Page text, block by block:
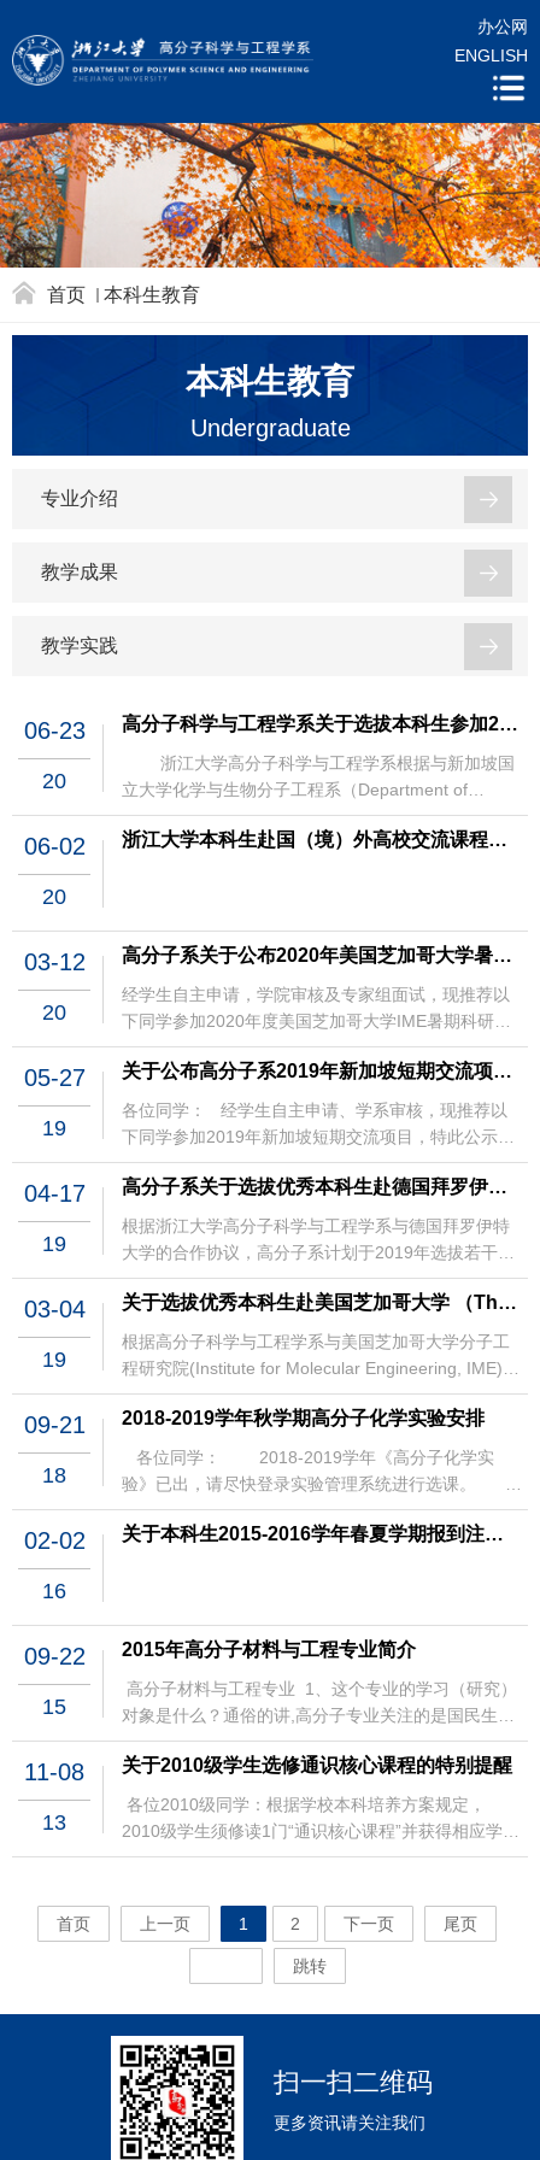
办公网
ENGLISH
首页 本科生教育
本科生教育
Undergraduate
专业介绍
教学成果
教学实践
06-23
20
高分子科学与工程学系关于选拔本科生参加2019-2020学年春夏学期新加坡国立大学课程项目的通知
浙江大学高分子科学与工程学系根据与新加坡国
立大学化学与生物分子工程系（Department of
Chemical and Biomolecular Engineering, National
University of Singapore）签订的协议，计划在高分子
条件和要求1．高分子系在读本科生，学习勤奋，成绩
善于与人沟通；3. 英语水平优异，熟练掌握听、说、
读、写四项技能。 三、项目类型及具体安排因疫情原
师资请见附件。 四、申请及选拔6月28日前：高分子
系学生通过教学管理信息服务平台申请（选择“对外交
流（新）模块”），交流项目代码为XXXXXX。项目满
20人开班。 五、项目费用每位学生的费用不超过5000
元人民币，学系按照学校规定预计有5000元的金额用
于资助每位参加该项目的学生，费用未超额者实报实
销。参加在线交流项目并获该经费资助的学生，后续
仍可按照规定参加本科生出国（境）交流并得到该经
费资助。六、其它项目完成后学生参照相关规定进行
课。无故请假或迟到/早退超过3次者将不给予四课堂
学分认定。 联系人：刘老师 电话：0571-
87951308 邮箱：ciciliu33@zju.edu.cn 新加坡国立
大学暑期课程项目简介.pdf 浙江大学高分子科学与工
程学
2020年6月23日
06-02
20
浙江大学本科生赴国（境）外高校交流课程替换及学分认定办法（浙大本发〔2020〕11号）
03-12
20
高分子系关于公布2020年美国芝加哥大学暑期科研项目入选学生名单的通知
经学生自主申请，学院审核及专家组面试，现推荐以
下同学参加2020年度美国芝加哥大学IME暑期科研项
目：姓名夏俊杰温付祥赵昕晨戴暄耕丁观宇公示期自
2020年3月12日至2020年3月19日止。联系人：刘程
翔；邮箱：ciciliu33@zju.edu.cn 高分子
系外事、人事科 2020年3月12日
05-27
19
关于公布高分子系2019年新加坡短期交流项目推荐名单的通知
各位同学： 经学生自主申请、学系审核，现推荐以
下同学参加2019年新加坡短期交流项目，特此公示。
推荐名单请见下述表格： 序号
04-17
19
高分子系关于选拔优秀本科生赴德国拜罗伊特大学参加2019年暑期课程项目的通知
根据浙江大学高分子科学与工程学系与德国拜罗伊特
大学的合作协议，高分子系计划于2019年选拔若干名
本科生前往对方院校参与暑期课程项目。现将2019年
该项目有关申请事宜通知如下： 1.项目时间
2019年7月7日-2019年7月20日左右。 考虑到夏学期
考试周时间，经与拜方协调，高分子系学生参加项目
月20日项目主办方单独为高分子系学生开设新一周的
一： （1）Polymer Science & Biofabrication 详情请
见链接：http://www.summerschool.uni-
（2）Polymer Science & Engineering 详情请见链
3.申请条件和要求 （1）高分子系本科生（毕业班学生
除外）； （2）学习勤奋，成绩优秀； （3）英语水平
优异，熟练掌握听、说、读、写四项技能；
（4）综合素质优秀，并富有良好的团队协助精神，
善于与人沟通。 4.相关费用 项目注册费为750欧
元。项目注册费包含课程费、午餐费，不包含往返机
定预计有人民币5000+的金额可用于资助每位参加该
项目的学生。住宿可入住对方合作的酒店，双人间每
晚40-60欧元，每个双人间提供2张双人床，可住2位
日前登录拜大网站填写申请表
http://www.summerschool.uni-
bayreuth.de/en/Application/index.php，同时将英文
summerschool@uni-bayreuth.de，邮件请同时抄送
ciciliu33@zju.edu.cn。 名额不限，最终录取结果以拜
大为准。 联系人：刘程翔；电话：87951308；
邮箱：ciciliu33@zju.edu.cn 高分子科学与
工程学系 2019年4月18日
03-04
19
关于选拔优秀本科生赴美国芝加哥大学 （The University of Chicago) 参加2019年暑期科研训练项目的通知
根据高分子科学与工程学系与美国芝加哥大学分子工
程研究院(Institute for Molecular Engineering, IME)签
署的合作协议，我系将于2019年选拔3-5名本科生前
往对方院校参与暑期科研训练项目。现将2019年暑期
项目有关申请事宜通知如下： 1.项目时间 2019年7
月-8月（预计为6-7周）。 2.申请条件和要求 （1）在
（2）学习勤奋，成绩优秀，GPA3.5及以上； （3）
安排等波动。 院系按学校规定预计有人民币8000元左
右的金额可用于资助每位参加该项目的学生。 4.申请
及选拔 （1）学生填写Summer Research Training
Program Application，并于2019年3月14日前将申请
表（点击下载）发送至邮箱ciciliu33@zju.edu.cn；
（邮件主题请注明“芝加哥大学暑期交流项目+年级+姓
名”）。 （2）申请资料经初审后，院系将结合申请人
意向组织终审或面试，确定最终录取名单。 （3）面
2019.3.4
09-21
18
2018-2019学年秋学期高分子化学实验安排
各位同学： 2018-2019学年《高分子化学实
验》已出，请尽快登录实验管理系统进行选课。
高分子本
科教学科
02-02
16
关于本科生2015-2016学年春夏学期报到注册的温馨提示
09-22
15
2015年高分子材料与工程专业简介
高分子材料与工程专业 1、这个专业的学习（研究）
对象是什么？通俗的讲,高分子专业关注的是国民生活
中的塑料、橡胶、纤维、粘合剂及涂料等通用材料，
以及应用于生物医学、纳米技术、航空航天等尖端科
技领域的先进材料。从最基本的合成、制备，到结构
表征、性能测试，再到产品研发、实际应用，高分子
并在高分子合成、功能高分子（光电磁高分子、生物
医用材料和分离膜材料）和高分子材料加工等重要学
科方向上形成了自己的专业教学特色。2、本科核心课
（甲）、高分子物理、高分子材料、功能高分子材
料。3、学这个专业的学生需要具备什么特质？本专业
的特色是“理工结合，学科交叉”。在知识构架方面，应
具备化学和材料学方面的基础知识及较强的实验操作
能力，如果学生具有宽广的知识面，对各个学科均有
11-08
13
关于2010级学生选修通识核心课程的特别提醒
各位2010级同学：根据学校本科培养方案规定，
2010级学生须修读1门“通识核心课程”并获得相应学
分，方可毕业。为此，2010-2011秋冬学期学校已试
开28个“通识核心课程”教学班，希望同学们在即将开
始选课的春夏学期抓紧时间修读。特别提醒：“通识核
心课程”是学校为提高通识课程教学质量，改革教学方
式方法而新建的示范型课程，该类课程不能免听、免
修，但学生选读部分经认定的荣誉课程（见附件2）除
首页 上一页 1 2 下一页 尾页
跳转
扫一扫二维码
更多资讯请关注我们